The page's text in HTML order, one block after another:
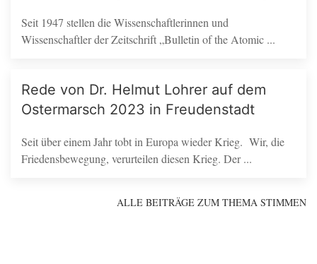
Seit 1947 stellen die Wissenschaftlerinnen und
Wissenschaftler der Zeitschrift „Bulletin of the Atomic ...
Rede von Dr. Helmut Lohrer auf dem
Ostermarsch 2023 in Freudenstadt
Seit über einem Jahr tobt in Europa wieder Krieg. Wir, die
Friedensbewegung, verurteilen diesen Krieg. Der ...
ALLE BEITRÄGE ZUM THEMA STIMMEN